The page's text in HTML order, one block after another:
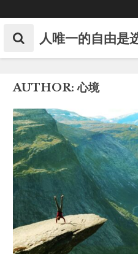
to
content 人唯一的自由是
AUTHOR:心境